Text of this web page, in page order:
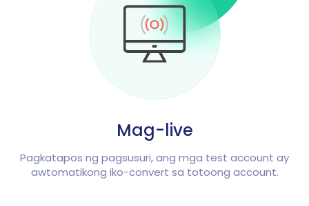
Mag-live
Pagkatapos ng pagsusuri, ang mga test account ay
awtomatikong iko-convert sa totoong account.